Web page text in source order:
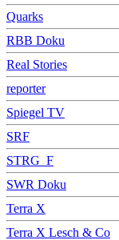
Quarks
RBB Doku
Real Stories
reporter
Spiegel TV
SRF
STRG_F
SWR Doku
Terra X
Terra X Lesch & Co